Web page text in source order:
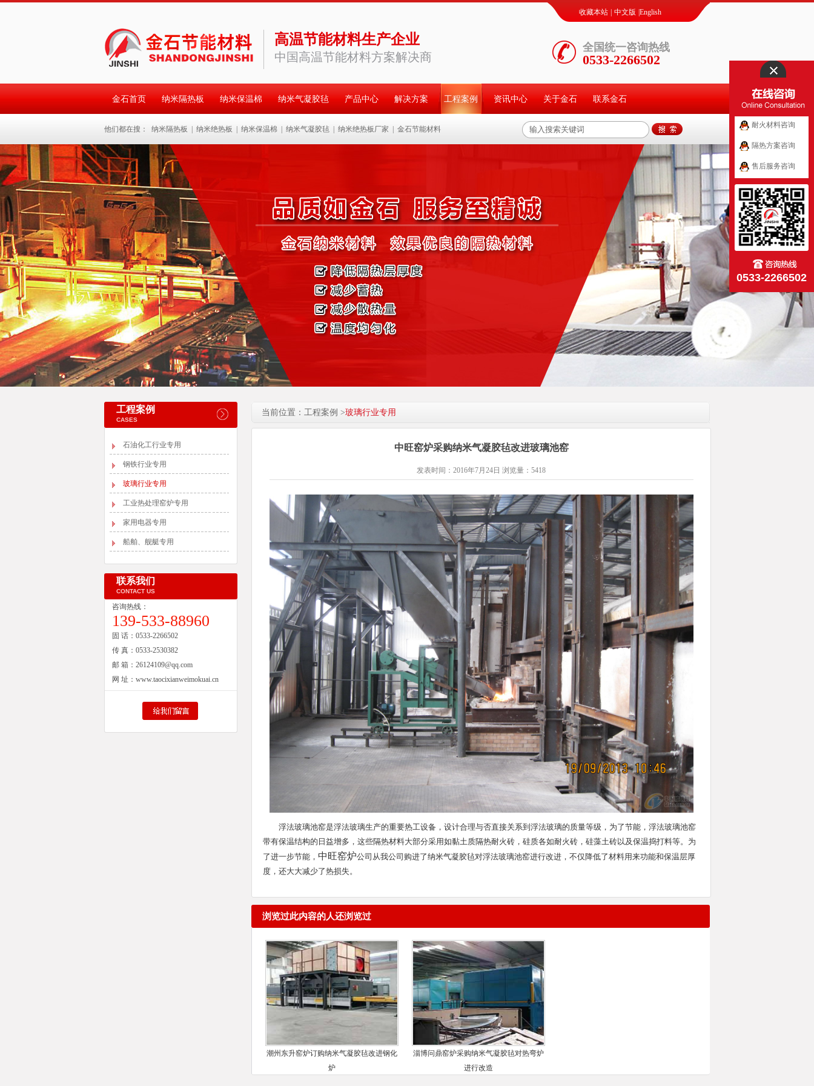
高温节能材料生产企业
中国高温节能材料方案解决商
收藏本站 中文版 English
全国统一咨询热线
0533-2266502
金石首页 纳米隔热板 纳米保温棉 纳米气凝胶毡 产品中心 解决方案 工程案例 资讯中心 关于金石 联系金石
他们都在搜： 纳米隔热板 纳米绝热板 纳米保温棉 纳米气凝胶毡 纳米绝热板厂家 金石节能材料
工程案例
CASES
石油化工行业专用
钢铁行业专用
玻璃行业专用
工业热处理窑炉专用
家用电器专用
船舶、舰艇专用
联系我们
CONTACT US
咨询热线：
139-533-88960
固 话： 0533-2266502
传 真： 0533-2530382
邮 箱： 26124109@qq.com
网 址： www.taocixianweimokuai.cn
当前位置：工程案例 >玻璃行业专用
中旺窑炉采购纳米气凝胶毡改进玻璃池窑
发表时间：2016年7月24日 浏览量：5418
浮法玻璃池窑是浮法玻璃生产的重要热工设备，设计合理与否直接关系到浮法玻璃的质量等级，为了节能，浮法玻璃池窑
带有保温结构的日益增多，这些隔热材料大部分采用如黏土质隔热耐火砖，硅质各如耐火砖，硅藻土砖以及保温捣打料等。为
了进一步节能， 中旺窑炉公司从我公司购进了纳米气凝胶毡对浮法玻璃池窑进行改进，不仅降低了材料用来功能和保温层厚
度，还大大减少了热损失。
浏览过此内容的人还浏览过
潮州东升窑炉订购纳米气凝胶毡改进钢化
炉
淄博问鼎窑炉采购纳米气凝胶毡对热弯炉
进行改造